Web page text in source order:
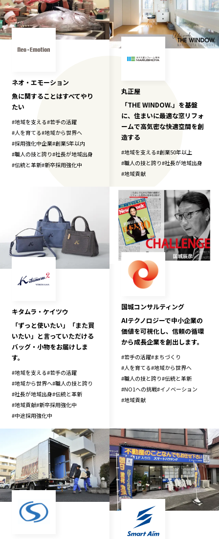
ネオ・エモーション
魚に関することはすべてやり
たい
#地域を支える#若手の活躍
#人を育てる#地域から世界へ
#採用強化中企業#創業5年以内
#職人の技と誇り#社長が地域出身
#伝統と革新#新卒採用強化中
丸正屋
「THE WINDOW.」を基盤
に、住まいに最適な窓リフォ
ームで高気密な快適空間を創
造する
#地域を支える#創業50年以上
#職人の技と誇り#社長が地域出身
#地域貢献
キタムラ・ケイツウ
「ずっと使いたい」「また買
いたい」と言っていただける
バッグ・小物をお届けしま
す。
#地域を支える#若手の活躍
#地域から世界へ#職人の技と誇り
#社長が地域出身#伝統と革新
#地域貢献#新卒採用強化中
#中途採用強化中
国城コンサルティング
AIテクノロジーで中小企業の
価値を可視化し、信頼の循環
から成長企業を創出します。
#若手の活躍#まちづくり
#人を育てる#地域から世界へ
#職人の技と誇り#伝統と革新
#NO1への挑戦#イノベーション
#地域貢献